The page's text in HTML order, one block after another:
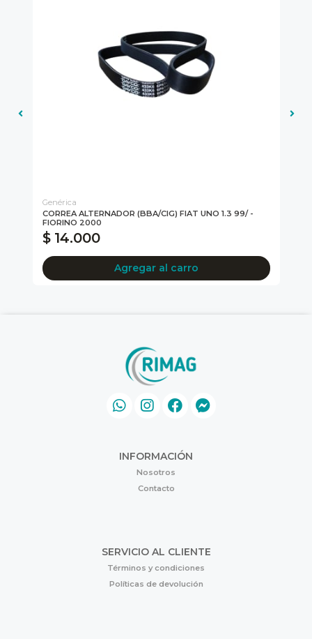
Genérica
CORREA ALTERNADOR (BBA/CIG) FIAT UNO 1.3 99/ -
FIORINO 2000
$ 14.000
Agregar al carro
INFORMACIÓN
Nosotros
Contacto
SERVICIO AL CLIENTE
Términos y condiciones
Políticas de devolución